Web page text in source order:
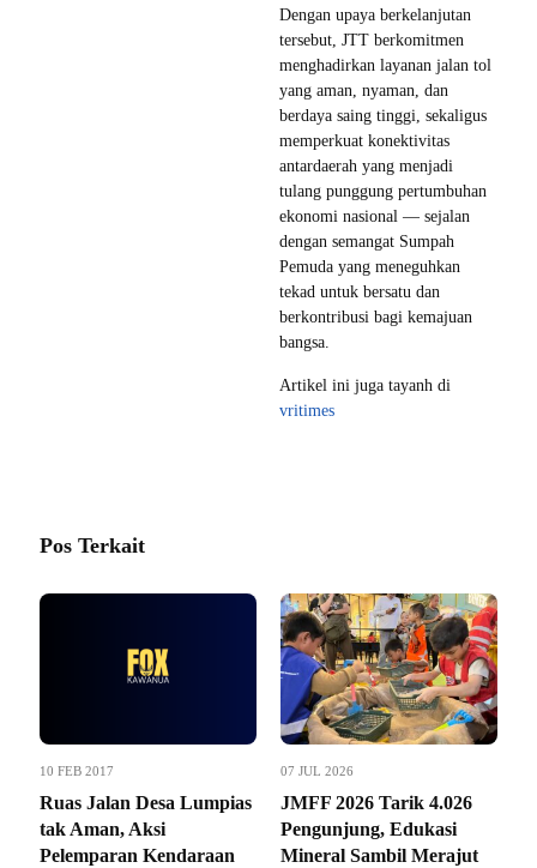
Dengan upaya berkelanjutan
tersebut, JTT berkomitmen
menghadirkan layanan jalan tol
yang aman, nyaman, dan
berdaya saing tinggi, sekaligus
memperkuat konektivitas
antardaerah yang menjadi
tulang punggung pertumbuhan
ekonomi nasional — sejalan
dengan semangat Sumpah
Pemuda yang meneguhkan
tekad untuk bersatu dan
berkontribusi bagi kemajuan
bangsa.
Artikel ini juga tayanh di
vritimes
Pos Terkait
10 FEB 2017
Ruas Jalan Desa Lumpias
tak Aman, Aksi
Pelemparan Kendaraan
07 JUL 2026
JMFF 2026 Tarik 4.026
Pengunjung, Edukasi
Mineral Sambil Merajut